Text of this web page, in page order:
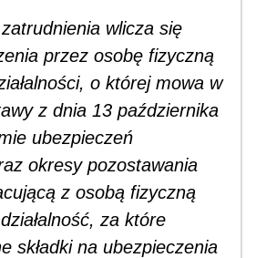
wlicza się
przez osobę fizyczną
o której mowa w
z dnia 13 października
ubezpieczeń
okresy pozostawania
z osobą fizyczną
za które
składki na ubezpieczenia